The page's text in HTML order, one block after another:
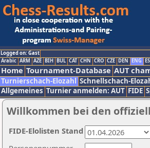
Logged on: Gast
Arabic ARM AZE BIH BUL CAT CHN CRO CZE DEN ENG
Home Tournament-Database AUT
Turnierschach-Elozahl Schnellschach-
Allgemeines Turnier anmelden: AUT FIDE
Willkommen bei den
FIDE-Elolisten Stand